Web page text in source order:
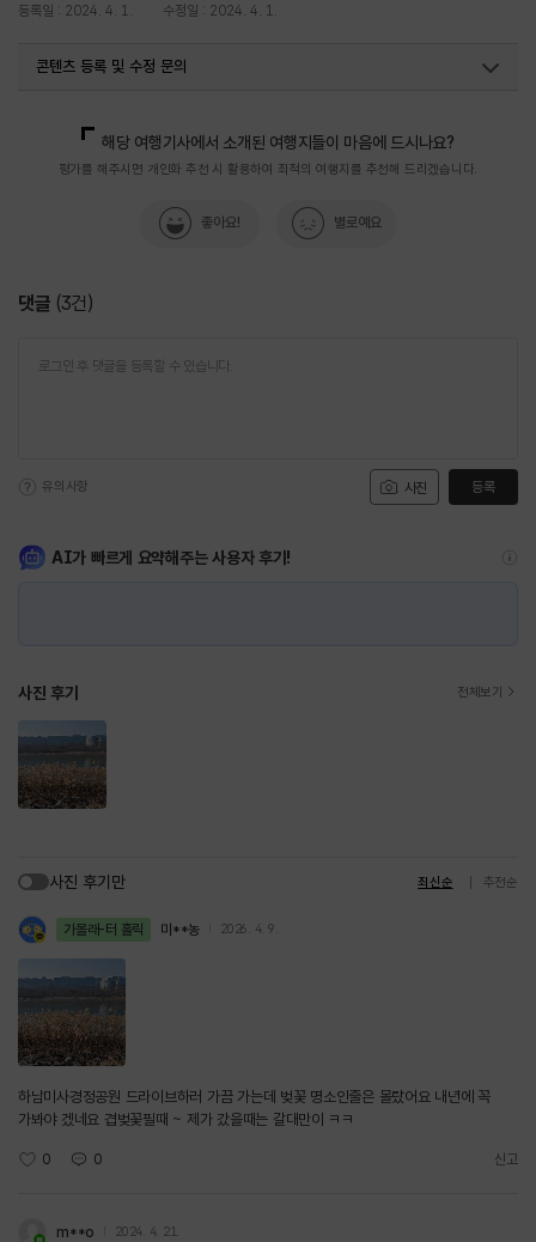
등록일 : 2024. 4. 1. 수정일 : 2024. 4. 1.
콘텐츠 등록 및 수정 문의
해당 여행기사에서 소개된 여행지들이 마음에 드시나요?
평가를 해주시면 개인화 추천 시 활용하여 최적의 여행지를 추천해 드리겠습니다.
좋아요! 별로예요
댓글 (3건)
사진
유의사항 등록
AI가 빠르게 요약해주는 사용자 후기!
사진 후기 전체보기
사진 후기만 최신순 추천순
가볼래-터 홀릭 미**농 2026. 4. 9.
하남미사경정공원 드라이브하러 가끔 가는데 벚꽃 명소인줄은 몰랐어요 내년에 꼭
가봐야 겠네요 겹벚꽃필때 ~ 제가 갔을때는 갈대만이 ㅋㅋ
0 0 신고
m**o 2024. 4. 21.